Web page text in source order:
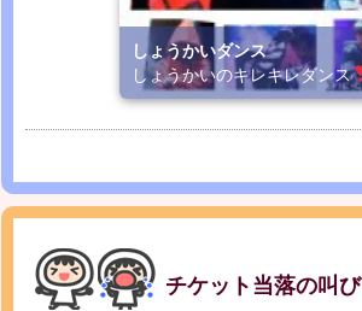
しょうかいダンス
しょうかいのキレキレダンス
チケット当落の叫び